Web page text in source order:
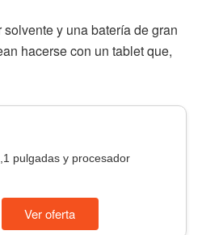
y una batería de gran
hacerse con un tablet que,
pulgadas y procesador
Ver oferta